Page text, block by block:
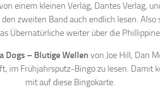
einem kleinen Verlag, Dantes Verlag,
zweiten Band auch endlich lesen.
Übernatürliche weiter über die
Dogs – Blutige Wellen von Joe Hill, Dan
im Frühjahrsputz-Bingo zu lesen. Damit
mit auf diese Bingokarte.